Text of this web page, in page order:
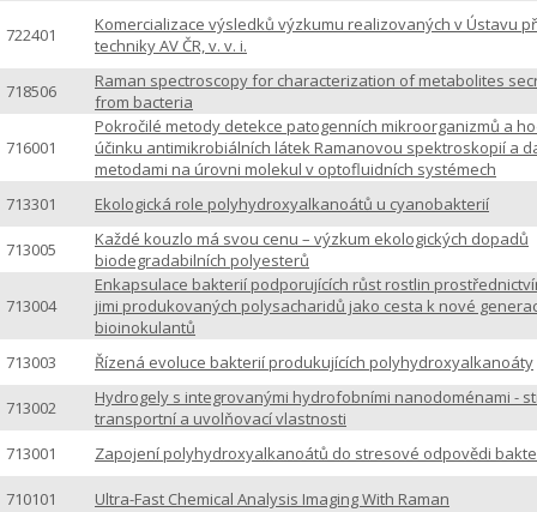
722401
Komercializace výsledků výzkumu realizovaných v Ústavu
techniky AV ČR, v. v. i.
718506
Raman spectroscopy for characterization of metabolites
from bacteria
716001
Pokročilé metody detekce patogenních mikroorganizmů a
účinku antimikrobiálních látek Ramanovou spektroskopií a
metodami na úrovni molekul v optofluidních systémech
713301
Ekologická role polyhydroxyalkanoátů u cyanobakterií
713005
Každé kouzlo má svou cenu – výzkum ekologických dopadů
biodegradabilních polyesterů
713004
Enkapsulace bakterií podporujících růst rostlin
jimi produkovaných polysacharidů jako cesta k nové
bioinokulantů
713003
Řízená evoluce bakterií produkujících polyhydroxyalkanoáty
713002
Hydrogely s integrovanými hydrofobními nanodoménami -
transportní a uvolňovací vlastnosti
713001
Zapojení polyhydroxyalkanoátů do stresové odpovědi
710101
Ultra-Fast Chemical Analysis Imaging With Raman